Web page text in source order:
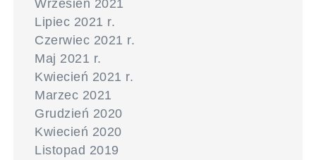
Wrzesień 2021
Lipiec 2021 r.
Czerwiec 2021 r.
Maj 2021 r.
Kwiecień 2021 r.
Marzec 2021
Grudzień 2020
Kwiecień 2020
Listopad 2019